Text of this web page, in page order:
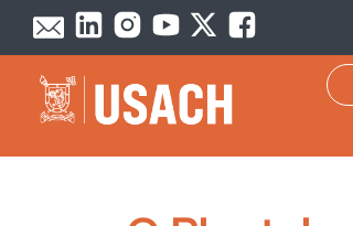
Passar para o conteúdo principal